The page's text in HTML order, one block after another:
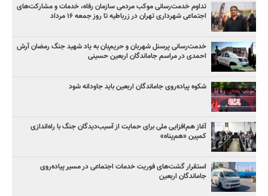
تداوم خدمت‌رسانی موکب مردمی سازمان رفاه، خدمات و مشارکت‌های
اجتماعی شهرداری تهران در زرباطیه تا روز جمعه ۱۶ مرداد
خدمت‌رسانی پرسنل شهربان و حریم‌بان به یاد شهید جنگ رمضان آرش
احمدی در مراسم جاماندگان اربعین حسینی
شکوه پیاده‌روی جاماندگان اربعین باید جاودانه شود
آغاز هم‌افزایی ملی برای حمایت از آسیب‌دیدگان جنگ با راه‌اندازی
کمپین «هم‌پناه»
استقرار گشت‌های فوریت خدمات اجتماعی در مسیر پیاده‌روی
جاماندگان اربعین